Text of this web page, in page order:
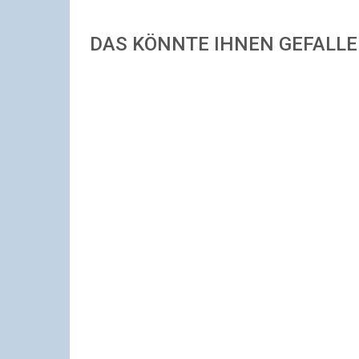
DAS KÖNNTE IHNEN